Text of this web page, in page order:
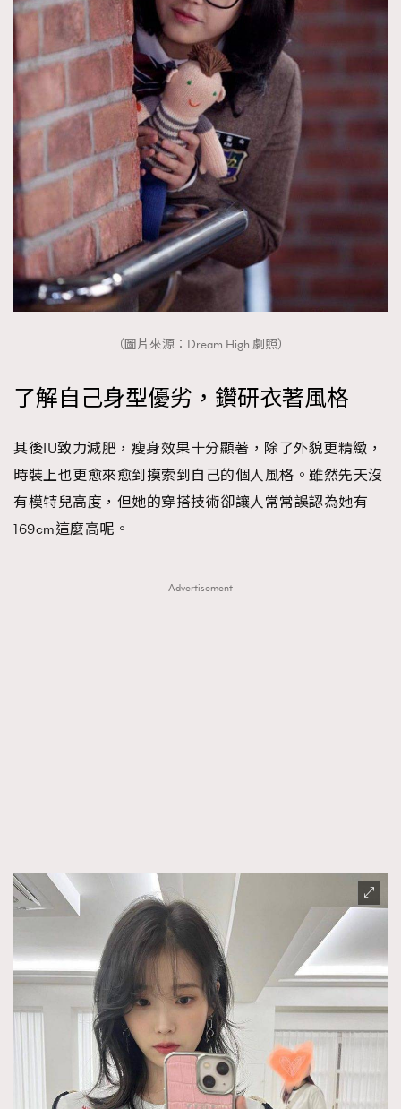
（圖片來源：Dream High 劇照）
了解自己身型優劣，鑽研衣著風格
其後IU致力減肥，瘦身效果十分顯著，除了外貌更精緻，
時裝上也更愈來愈到摸索到自己的個人風格。雖然先天沒
有模特兒高度，但她的穿搭技術卻讓人常常誤認為她有
169cm這麼高呢。
Advertisement